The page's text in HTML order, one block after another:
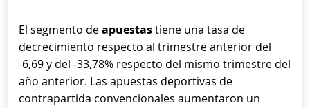
El segmento deapuestastiene una tasa de
decrecimiento respecto al trimestre anterior del
-6,69 y del -33,78% respecto del mismo trimestre del
año anterior. Las apuestas deportivas de
contrapartida convencionales aumentaron un